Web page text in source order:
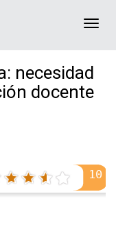
necesidad
docente
10